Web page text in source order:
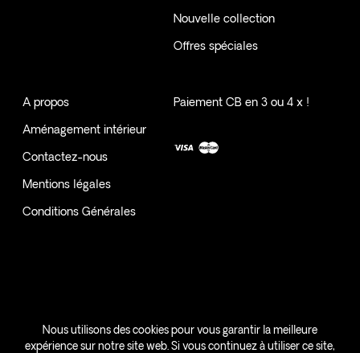
Nouvelle collection
Offres spéciales
A propos
Aménagement intérieur
Contactez-nous
Mentions légales
Conditions Générales
Paiement CB en 3 ou 4 x !
SAMANI | VOTRE INTERIEUR, VOTRE HISTOIRE - MAYOTTE -
#HEREISLOVE
Nous utilisons des cookies pour vous garantir la meilleure
expérience sur notre site web. Si vous continuez à utiliser ce site,